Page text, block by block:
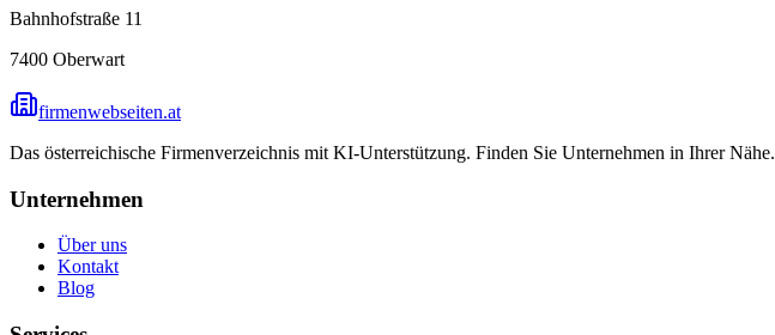
Bahnhofstraße 11
7400 Oberwart
firmenwebseiten.at
Das österreichische Firmenverzeichnis mit KI-Unterstützung. Finden Sie Unternehmen in Ihrer Nähe.
Unternehmen
Über uns
Kontakt
Blog